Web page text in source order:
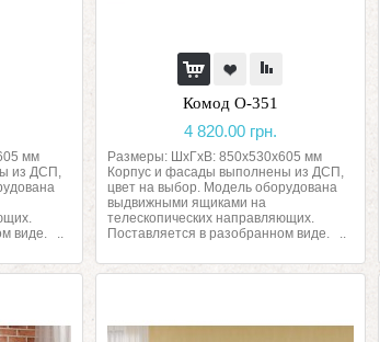
мм
из ДСП,
виде. ..
Комод О-351
4 820.00 грн.
Размеры: ШхГхВ: 850х530х605 мм
Корпус и фасады выполнены из ДСП,
цвет на выбор. Модель оборудована
выдвижными ящиками на
телескопических направляющих.
Поставляется в разобранном виде. ..